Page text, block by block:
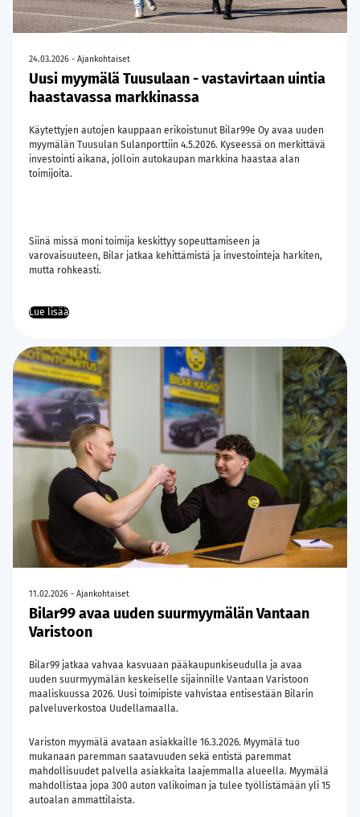
24.03.2026 - Ajankohtaiset
Uusi myymälä Tuusulaan - vastavirtaan uintia
haastavassa markkinassa
Käytettyjen autojen kauppaan erikoistunut Bilar99e Oy avaa uuden
myymälän Tuusulan Sulanporttiin 4.5.2026. Kyseessä on merkittävä
investointi aikana, jolloin autokaupan markkina haastaa alan
toimijoita.
Siinä missä moni toimija keskittyy sopeuttamiseen ja
varovaisuuteen, Bilar jatkaa kehittämistä ja investointeja harkiten,
mutta rohkeasti.
Lue lisää
11.02.2026 - Ajankohtaiset
Bilar99 avaa uuden suurmyymälän Vantaan
Varistoon
Bilar99 jatkaa vahvaa kasvuaan pääkaupunkiseudulla ja avaa
uuden suurmyymälän keskeiselle sijainnille Vantaan Varistoon
maaliskuussa 2026. Uusi toimipiste vahvistaa entisestään Bilarin
palveluverkostoa Uudellamaalla.
Variston myymälä avataan asiakkaille 16.3.2026. Myymälä tuo
mukanaan paremman saatavuuden sekä entistä paremmat
mahdollisuudet palvella asiakkaita laajemmalla alueella. Myymälä
mahdollistaa jopa 300 auton valikoiman ja tulee työllistämään yli 15
autoalan ammattilaista.